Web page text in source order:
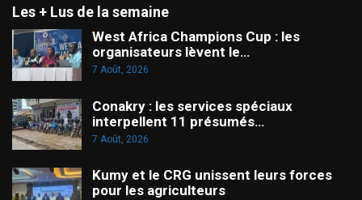
Les + Lus de la semaine
West Africa Champions Cup : les
organisateurs lèvent le…
7 Août, 2026
Conakry : les services spéciaux
interpellent 11 présumés…
7 Août, 2026
Kumy et le CRG unissent leurs forces
pour les agriculteurs